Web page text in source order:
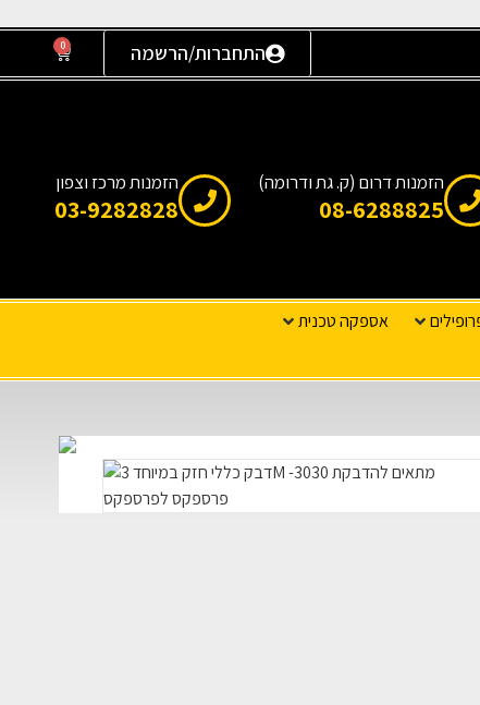
התחברות/הרשמה 0
הזמנות דרום (ק. גת ודרומה)
08-6288825
הזמנות מרכז וצפון
03-9282828
אספקה טכנית